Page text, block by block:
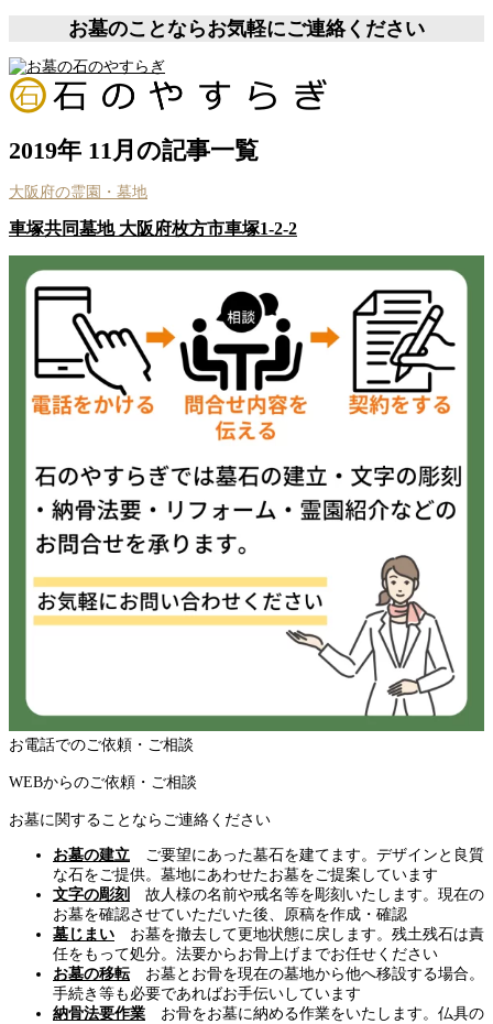
お墓のことならお気軽にご連絡ください
2019年 11月の記事一覧
大阪府の霊園・墓地
車塚共同墓地 大阪府枚方市車塚1-2-2
お電話でのご依頼・ご相談
WEBからのご依頼・ご相談
お墓に関することならご連絡ください
お墓の建立 ご要望にあった墓石を建てます。デザインと良質
な石をご提供。墓地にあわせたお墓をご提案しています
文字の彫刻
故人様の名前や戒名等を彫刻いたします。現在の
お墓を確認させていただいた後、原稿を作成・確認
墓じまい お墓を撤去して更地状態に戻します。残土残石は責
任をもって処分。法要からお骨上げまでお任せください
お墓の移転お墓とお骨を現在の墓地から他へ移設する場合。
手続き等も必要であればお手伝いしています
納骨法要作業 お骨をお墓に納める作業をいたします。仏具の